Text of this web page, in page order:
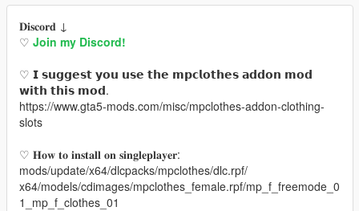
𝐃𝐢𝐬𝐜𝐨𝐫𝐝 ↓
♡ Join my Discord!
♡ 𝗜 𝘀𝘂𝗴𝗴𝗲𝘀𝘁 𝘆𝗼𝘂 𝘂𝘀𝗲 𝘁𝗵𝗲 𝗺𝗽𝗰𝗹𝗼𝘁𝗵𝗲𝘀 𝗮𝗱𝗱𝗼𝗻 𝗺𝗼𝗱
𝘄𝗶𝘁𝗵 𝘁𝗵𝗶𝘀 𝗺𝗼𝗱.
https://www.gta5-mods.com/misc/mpclothes-addon-clothing-
slots
♡ 𝐇𝐨𝐰 𝐭𝐨 𝐢𝐧𝐬𝐭𝐚𝐥𝐥 𝐨𝐧 𝐬𝐢𝐧𝐠𝐥𝐞𝐩𝐥𝐚𝐲𝐞𝐫:
mods/update/x64/dlcpacks/mpclothes/dlc.rpf/
x64/models/cdimages/mpclothes_female.rpf/mp_f_freemode_0
1_mp_f_clothes_01